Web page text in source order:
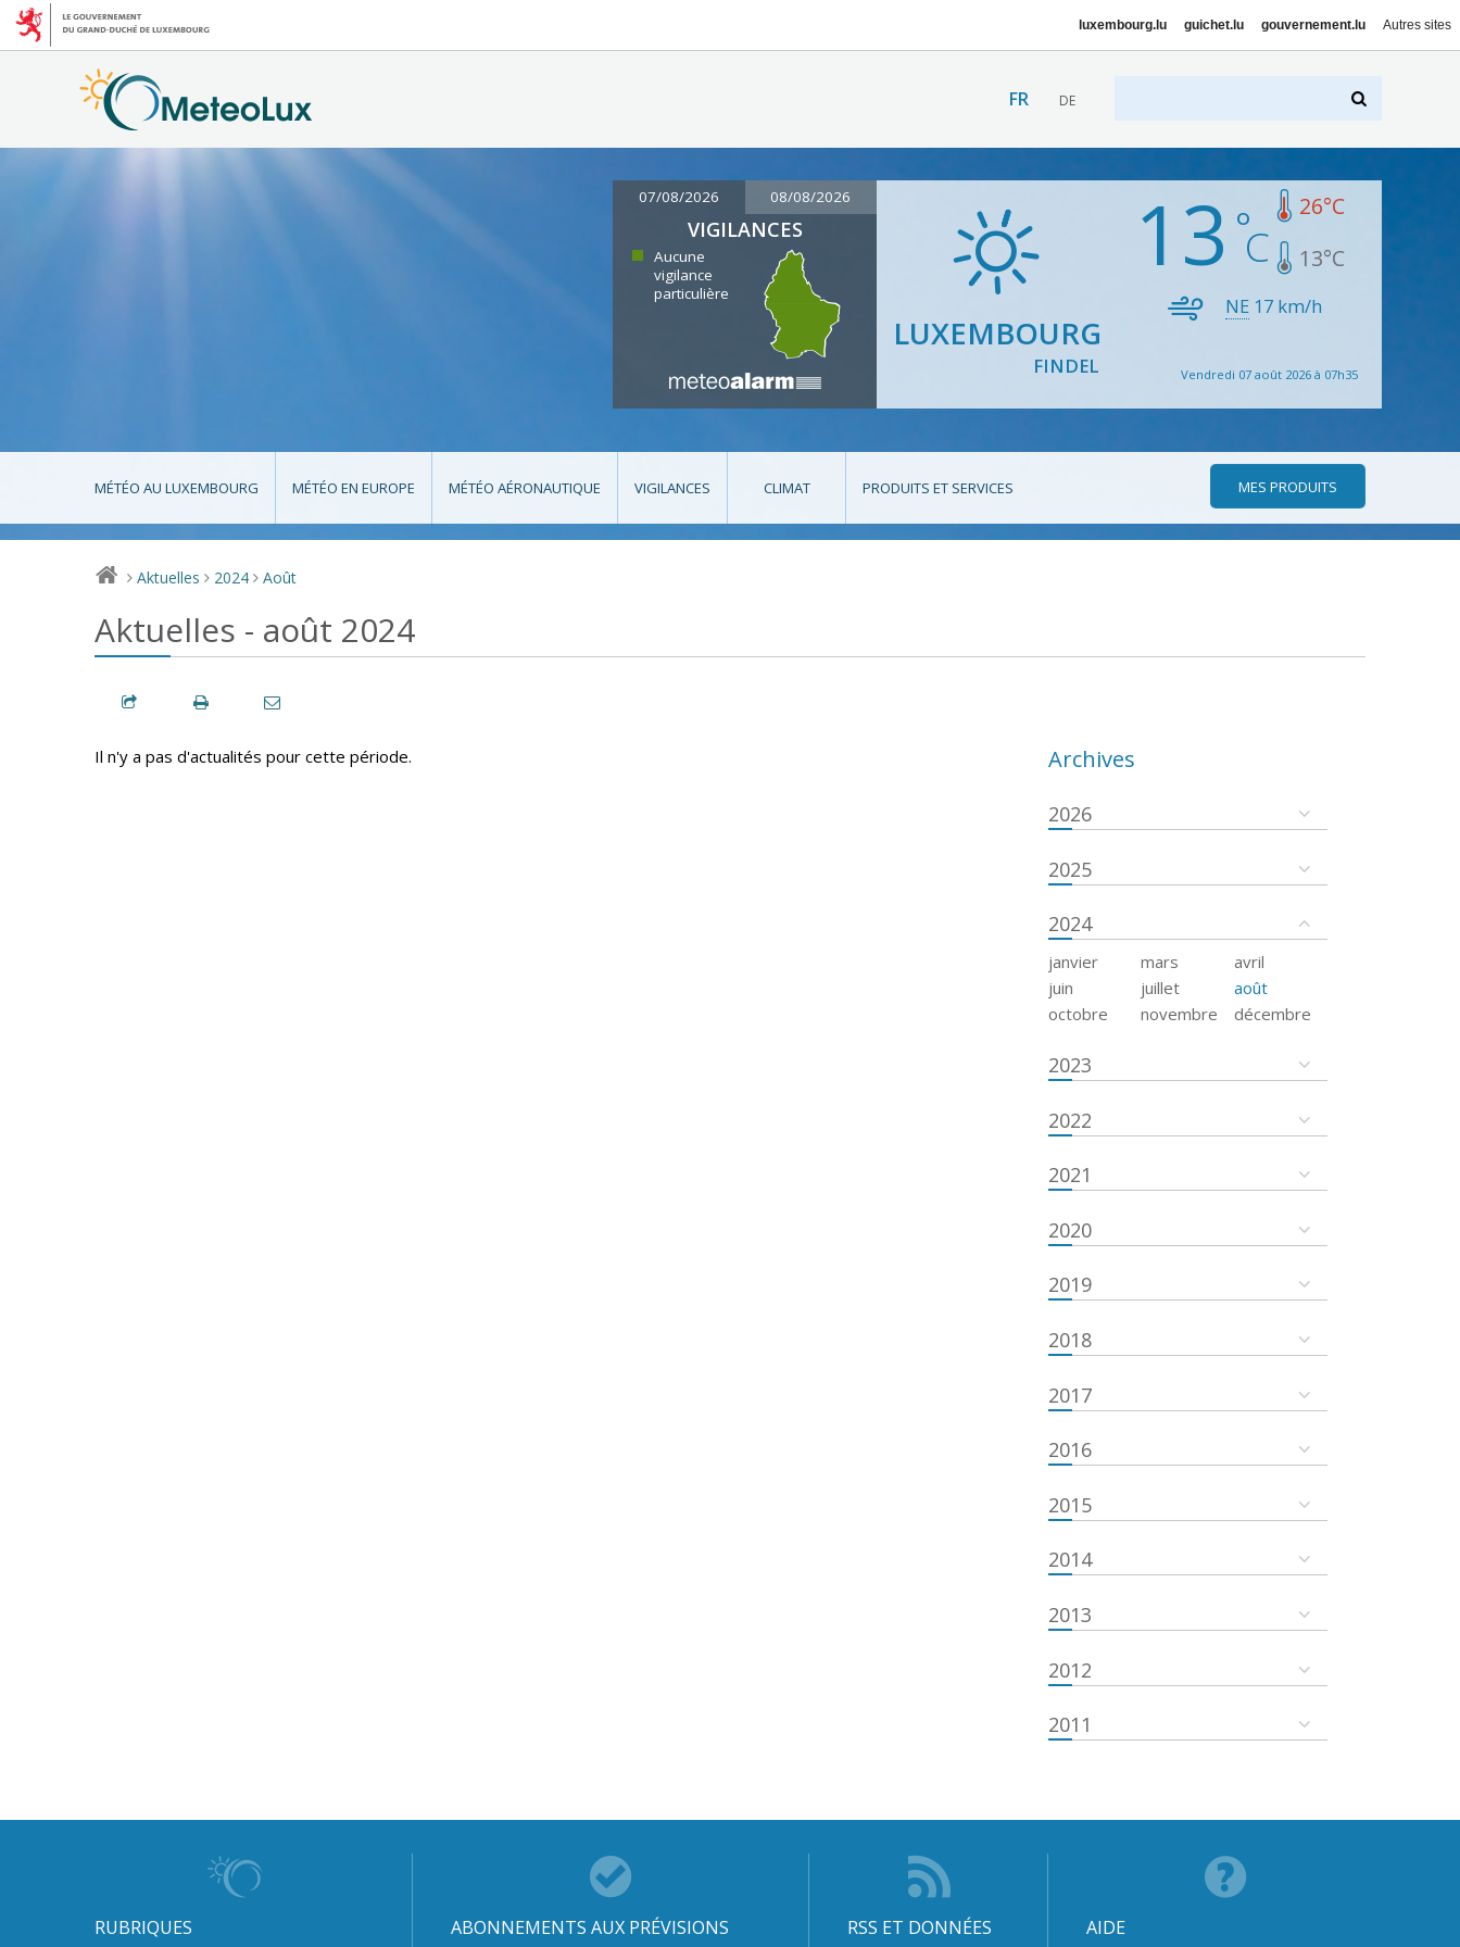
luxembourg.lu guichet.lu gouvernement.lu Autres sites
FR DE
07/08/2026 08/08/2026
VIGILANCES
Aucune
vigilance
particulière
LUXEMBOURG
FINDEL
13 26°C
13°C
NE 17 km/h
Vendredi 07 août 2026 à 07h35
MÉTÉO AU LUXEMBOURG MÉTÉO EN EUROPE MÉTÉO AÉRONAUTIQUE VIGILANCES CLIMAT PRODUITS ET SERVICES MES PRODUITS
> Aktuelles > 2024 > Août
Aktuelles - août 2024
Il n'y a pas d'actualités pour cette période. Archives
2026
2025
2024
janvier mars
avril
juin
juillet
août
octobre
novembre décembre
2023
2022
2021
2020
2019
2018
2017
2016
2015
2014
2013
2012
2011
RUBRIQUES ABONNEMENTS AUX PRÉVISIONS RSS ET DONNÉES AIDE